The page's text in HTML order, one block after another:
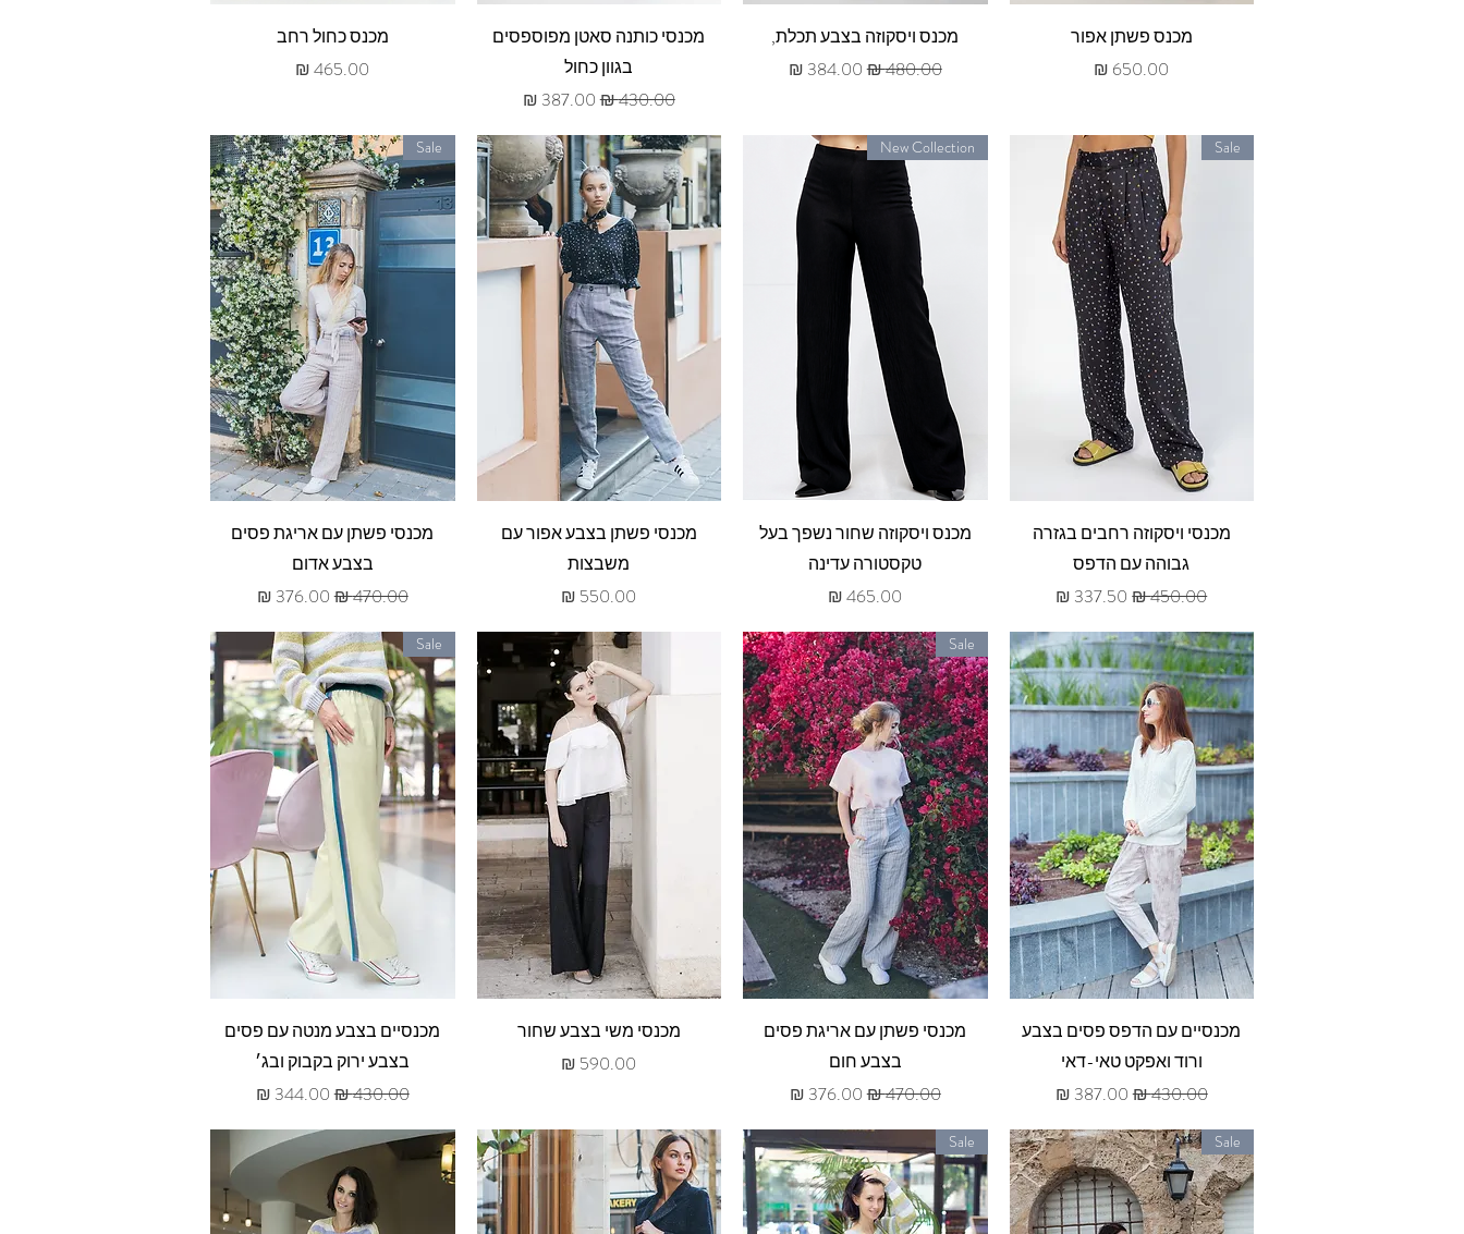
תצוגה מהירה
מכנס פשתן אפור
מחיר
תצוגה מהירה
מכנס ויסקוזה בצבע תכלת,
מחיר רגיל‏480.00 ‏₪ מחיר מבצע
תצוגה מהירה
מכנסי כותנה סאטן מפוספסים
בגוון כחול
מחיר רגיל‏430.00 ‏₪ מחיר מבצע
תצוגה מהירה
מכנס כחול רחב
מחיר
תצוגה מהירה
Sale
מכנסי ויסקוזה רחבים בגזרה
גבוהה עם הדפס
מחיר רגיל‏450.00 ‏₪ מחיר מבצע
תצוגה מהירה
New Collection
מכנס ויסקוזה שחור נשפך בעל
טקסטורה עדינה
מחיר
תצוגה מהירה
מכנסי פשתן בצבע אפור עם
משבצות
מחיר
תצוגה מהירה
Sale
מכנסי פשתן עם אריגת פסים
בצבע אדום
מחיר רגיל‏470.00 ‏₪ מחיר מבצע
תצוגה מהירה
מכנסיים עם הדפס פסים בצבע
ורוד ואפקט טאי-דאי
מחיר רגיל‏430.00 ‏₪ מחיר מבצע
תצוגה מהירה
Sale
מכנסי פשתן עם אריגת פסים
בצבע חום
מחיר רגיל‏470.00 ‏₪ מחיר מבצע
תצוגה מהירה
מכנסי משי בצבע שחור
מחיר
תצוגה מהירה
Sale
מכנסיים בצבע מנטה עם פסים
בצבע ירוק בקבוק ובג׳
מחיר רגיל‏430.00 ‏₪ מחיר מבצע
Sale
Sale